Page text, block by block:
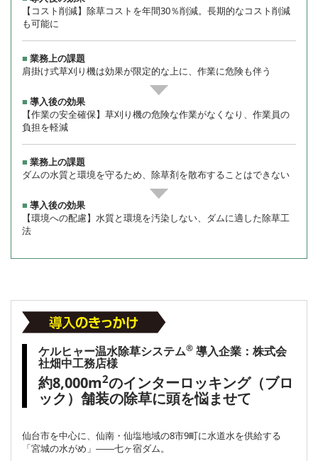
【コスト削減】除草コストを年間30％削減。長期的なコスト削減
も可能に
肩掛け式草刈り機は効果が限定的な上に、作業に危険も伴う
【作業の安全確保】草刈り機の危険な作業がなくなり、作業員の
負担を軽減
ダムの水質と環境を守るため、除草剤を散布することはできない
【環境への配慮】水質と環境を汚染しない、ダムに適した除草工
法
ケルヒャー温水除草システム® 導入企業：株式会
社畑中工務店様
約8,000m2のインターロッキング（ブロ
ック）舗装の除草に頭を悩ませて
仙台市を中心に、仙南・仙塩地域の8市9町に水道水を供給する
「宮城の水がめ」――七ヶ宿ダム。